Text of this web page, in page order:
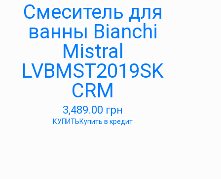
Смеситель для
ванны Bianchi
Mistral
LVBMST2019SK
CRM
3,489.00 грн
КУПИТЬКупить в кредит